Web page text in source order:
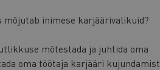
inimese karjäärivalikuid?
mõtestada ja juhtida oma
oma töötaja karjääri kujundamist